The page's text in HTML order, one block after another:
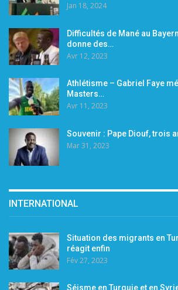
Jan 18, 2024
Difficultés de Mané au
donne des…
Avr 12, 2023
Athlétisme – Gabriel Faye
Masters…
Avr 11, 2023
Souvenir : Pape Diouf, trois
Mar 31, 2023
INTERNATIONAL
Situation des migrants en
réagit enfin
Fév 27, 2023
Séisme en Turquie et en